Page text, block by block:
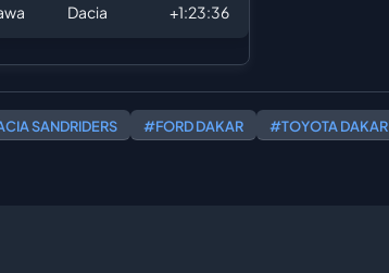
Dacia +1:23:36
SANDRIDERS #FORD DAKAR
#TOYOTA DAKAR